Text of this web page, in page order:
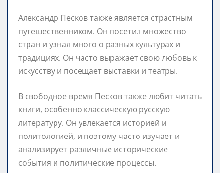
Александр Песков также является страстным
путешественником. Он посетил множество
стран и узнал много о разных культурах и
традициях. Он часто выражает свою любовь к
искусству и посещает выставки и театры.
В свободное время Песков также любит читать
книги, особенно классическую русскую
литературу. Он увлекается историей и
политологией, и поэтому часто изучает и
анализирует различные исторические
события и политические процессы.